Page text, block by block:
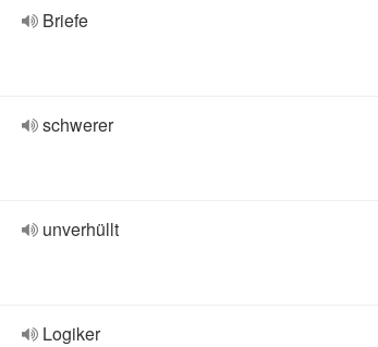
Briefe
schwerer
unverhüllt
Logiker